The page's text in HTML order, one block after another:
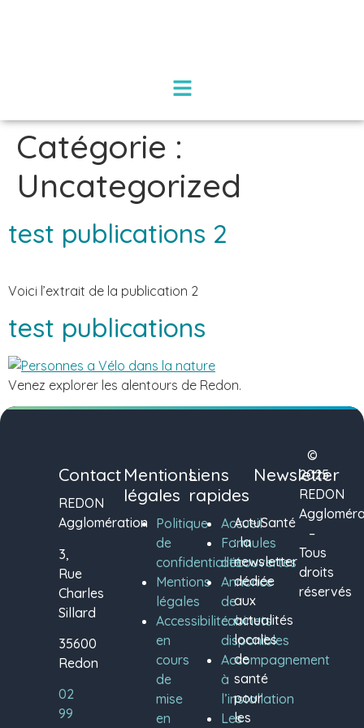
Catégorie :
Uncategorized
test publications 2
Voici l’extrait de la publication 2
test publications
Venez explorer les alentours de Redon.
Contact
REDON
Agglomération
3,
Rue
Charles
Sillard
35600
Redon
02
99
Mentions
légales
Politique
de
confidentialité
Mentions
légales
Accessibilité:
en
cours
de
mise
en
Liens
rapides
Accueil
Formules
découvertes
Annonce
de
cabinets
disponibles
Accompagnement
à
l’installation
Les
Newsletter
ActuSanté
: la
newsletter
dédiée
aux
actualités
locales
de
santé
pour
les
©
2025
REDON
–
Tous
droits
réservés